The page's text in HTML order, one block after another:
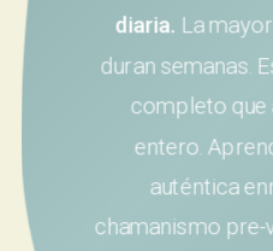
diaria. La
duran semanas.
completo que
entero.
auténtica
chamanismo pre-